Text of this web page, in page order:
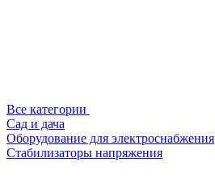
Все категории
Сад и дача
Оборудование для электроснабжения
Стабилизаторы напряжения